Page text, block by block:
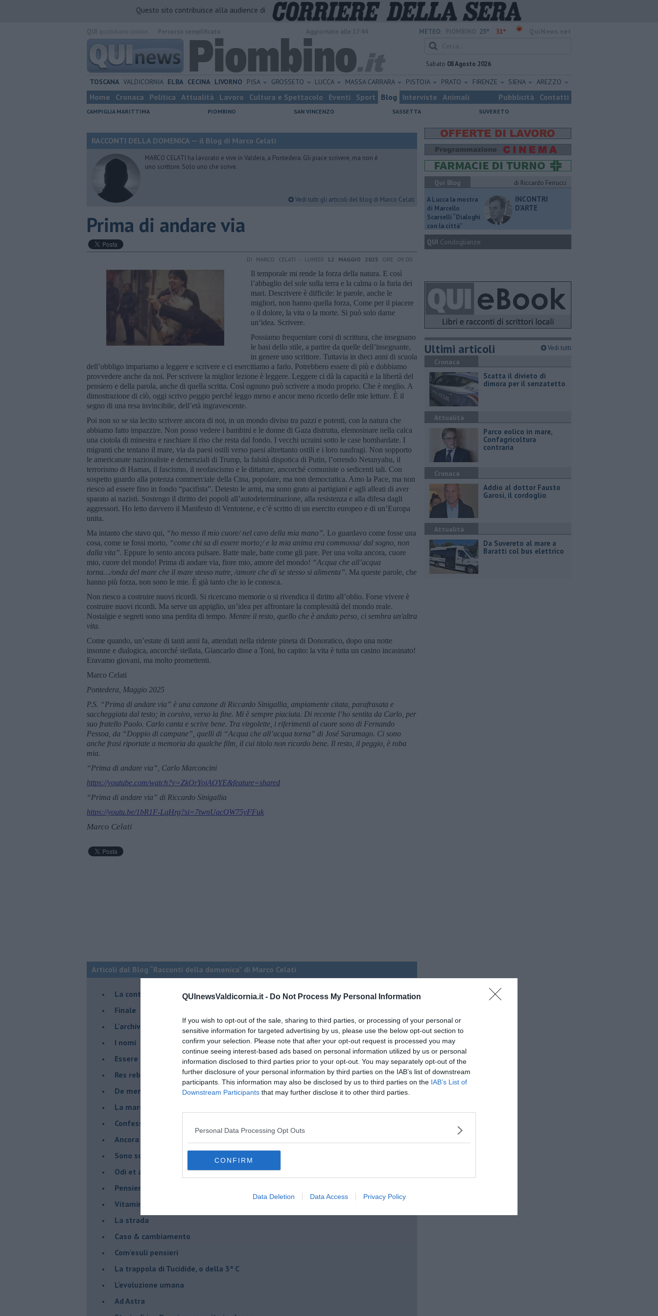
QUInewsValdicornia.it - Do Not Process My Personal Information
If you wish to opt-out of the sale, sharing to third parties, or processing of your personal or
sensitive information for targeted advertising by us, please use the below opt-out section to
confirm your selection. Please note that after your opt-out request is processed you may
continue seeing interest-based ads based on personal information utilized by us or personal
information disclosed to third parties prior to your opt-out. You may separately opt-out of the
further disclosure of your personal information by third parties on the IAB’s list of downstream
participants. This information may also be disclosed by us to third parties on the IAB’s List of
Downstream Participants that may further disclose it to other third parties.
Personal Data Processing Opt Outs
CONFIRM
Data Deletion Data Access Privacy Policy
Questo sito contribuisce alla audience di
METEO: 25° 31°
Sabato 08 Agosto 2026
TOSCANA VALDICORNIA ELBA CECINA LIVORNO PISA GROSSETO LUCCA MASSA CARRARA PISTOIA PRATO FIRENZE SIENA AREZZO
Home Cronaca Politica Attualità Lavoro Cultura e Spettacolo Eventi Sport Blog Interviste Animali Pubblicità Contatti
CAMPIGLIA MARITTIMA PIOMBINO SAN VINCENZO SASSETTA SUVERETO
RACCONTI DELLA DOMENICA — il Blog di Marco Celati
MARCO CELATI ha lavorato e vive in Valdera, a Pontedera. Gli piace scrivere, ma non è
uno scrittore. Solo uno che scrive.
Vedi tutti gli articoli del blog di Marco Celati
Prima di andare via
DI MARCO CELATI - LUNEDÌ 12 MAGGIO 2025 ORE 09:00
Il temporale mi rende la forza della natura. E così
l’abbaglio del sole sulla terra e la calma o la furia dei
mari. Descrivere è difficile: le parole, anche le
migliori, non hanno quella forza, Come per il piacere
o il dolore, la vita o la morte. Si può solo darne
un’idea. Scrivere.
Possiamo frequentare corsi di scrittura, che insegnano
le basi dello stile, a partire da quelle dell’insegnante,
in genere uno scrittore. Tuttavia in dieci anni di scuola
dell’obbligo impariamo a leggere e scrivere e ci esercitiamo a farlo. Potrebbero essere di più e dobbiamo
provvedere anche da noi. Per scrivere la miglior lezione è leggere. Leggere ci dà la capacità e la libertà del
pensiero e della parola, anche di quella scritta. Così ognuno può scrivere a modo proprio. Che è meglio. A
dimostrazione di ciò, oggi scrivo peggio perché leggo meno e ancor meno ricordo delle mie letture. È il
segno di una resa invincibile, dell’età ingravescente.
Poi non so se sia lecito scrivere ancora di noi, in un mondo diviso tra pazzi e potenti, con la natura che
abbiamo fatto impazzire. Non posso vedere i bambini e le donne di Gaza distrutta, elemosinare nella calca
una ciotola di minestra e raschiare il riso che resta dal fondo. I vecchi ucraini sotto le case bombardate. I
migranti che tentano il mare, via da paesi ostili verso paesi altrettanto ostili e i loro naufragi. Non sopporto
le americanate nazionaliste e demenziali di Trump, la falsità dispotica di Putin, l’orrendo Netanyahu, il
terrorismo di Hamas, il fascismo, il neofascismo e le dittature, ancorché comuniste o sedicenti tali. Con
sospetto guardo alla potenza commerciale della Cina, popolare, ma non democratica. Amo la Pace, ma non
riesco ad essere fino in fondo “pacifista”. Detesto le armi, ma sono grato ai partigiani e agli alleati di aver
sparato ai nazisti. Sostengo il diritto dei popoli all’autodeterminazione, alla resistenza e alla difesa dagli
aggressori. Ho letto davvero il Manifesto di Ventotene, e c’è scritto di un esercito europeo e di un’Europa
unita.
Ma intanto che stavo qui, “ho messo il mio cuore/ nel cavo della mia mano”. Lo guardavo come fosse una
cosa, come se fossi morto, “come chi sa di essere morto;/ e la mia anima era commossa/ dal sogno, non
dalla vita”. Eppure lo sento ancora pulsare. Batte male, batte come gli pare. Per una volta ancora, cuore
mio, cuore del mondo! Prima di andare via, fiore mio, amore del mondo! “Acqua che all’acqua
torna…/onda del mare che il mare stesso nutre, /amore che di se stesso si alimenta”. Ma queste parole, che
hanno più forza, non sono le mie. È già tanto che io le conosca.
Non riesco a costruire nuovi ricordi. Si ricercano memorie o si rivendica il diritto all’oblio. Forse vivere è
costruire nuovi ricordi. Ma serve un appiglio, un’idea per affrontare la complessità del mondo reale.
Nostalgie e segreti sono una perdita di tempo. Mentre il resto, quello che è andato perso, ci sembra un'altra
vita.
Come quando, un’estate di tanti anni fa, attendati nella ridente pineta di Donoratico, dopo una notte
insonne e dialogica, ancorché stellata, Giancarlo disse a Toni, ho capito: la vita è tutta un casino incasinato!
Eravamo giovani, ma molto promettenti.
Marco Celati
Pontedera, Maggio 2025
P.S. “Prima di andare via” è una canzone di Riccardo Sinigallia, ampiamente citata, parafrasata e
saccheggiata dal testo; in corsivo, verso la fine. Mi è sempre piaciuta. Di recente l’ho sentita da Carlo, per
suo fratello Paolo. Carlo canta e scrive bene. Tra virgolette, i riferimenti al cuore sono di Fernando
Pessoa, da “Doppio di campane” , quelli di “Acqua che all’acqua torna” di JoséSaramago. Ci sono
anche frasi riportate a memoria da qualche film, il cui titolo non ricordo bene. Il resto, il peggio, è roba
mia.
“Prima di andare via”, Carlo Marconcini
https://youtube.com/watch?v=ZkOrYojAOYE&feature=shared
“Prima di andare via” di Riccardo Sinigallia
https://youtu.be/1bR1F-LqHrg?si=7twnUacOW75yFFuk
Marco Celati
Articoli dal Blog “Racconti della domenica” di Marco Celati
La controversia degli azzimi
Finale
L'archivio
I nomi
Essere
Res rebus
De mente
La marcia
Confessioni del pappagallo
Ancora pensieri & disordine
Sono solo parole
Odi et amo
Pensieri in disordine sparso
Vitamina D
La strada
Caso & cambiamento
Com'esuli pensieri
La trappola di Tucidide, o della 3ª C
L'evoluzione umana
Ad Astra
Qui Blog
di Riccardo Ferrucci
A Lucca la mostra
di Marcello
Scarselli “Dialoghi
con la città"
INCONTRI
D'ARTE
QUI Condoglianze
Ultimi articoli Vedi tutti
Cronaca
Scatta il divieto di
dimora per il senzatetto
Attualità
Parco eolico in mare,
Confagricoltura
contraria
Cronaca
Addio al dottor Fausto
Garosi, il cordoglio
Attualità
Da Suvereto al mare a
Baratti col bus elettrico